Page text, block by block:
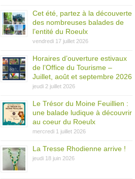
Cet été, partez à la découverte
des nombreuses balades de
l’entité du Roeulx
vendredi 17 juillet 2026
Horaires d’ouverture estivaux
de l’Office du Tourisme –
Juillet, août et septembre 2026
jeudi 2 juillet 2026
Le Trésor du Moine Feuillien :
une balade ludique à découvrir
au coeur du Roeulx
mercredi 1 juillet 2026
La Tresse Rhodienne arrive !
jeudi 18 juin 2026